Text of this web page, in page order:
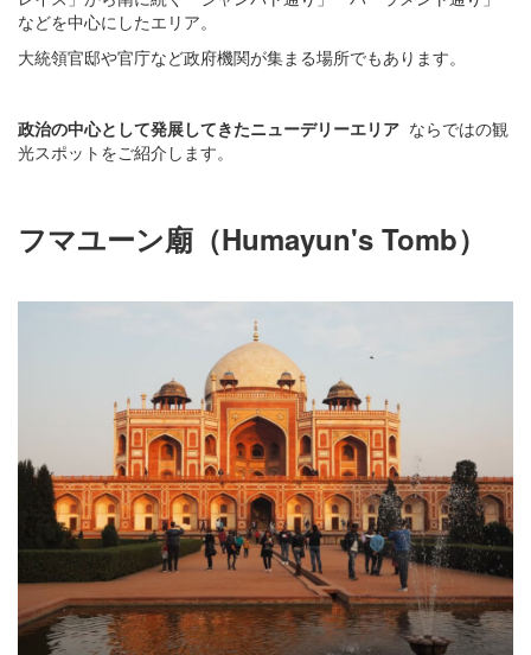
などを中心にしたエリア。
大統領官邸や官庁など政府機関が集まる場所でもあります。
政治の中心として発展してきたニューデリーエリア ならではの観
光スポットをご紹介します。
フマユーン廟（Humayun's Tomb）